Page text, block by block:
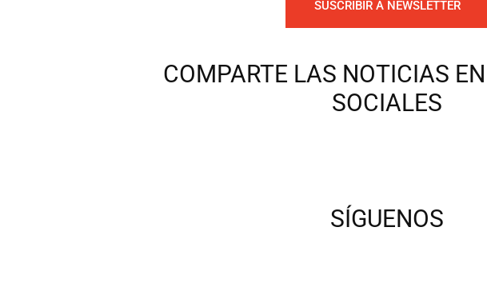
SUSCRIBIR A NEWSLETTER
COMPARTE LAS NOTICIAS
SOCIALES
SÍGUENOS